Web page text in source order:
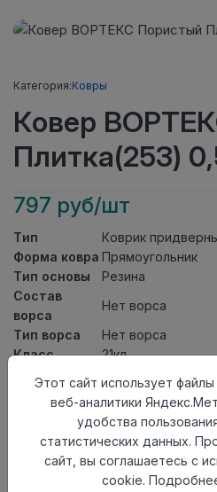
Категория:Ковры
Ковер
Плитка(253)
797 руб/шт
Тип
Коврик
Форма ковра Прямоугольник
Тип основы
Резина
Состав
ворса
Нет ворса
Тип ворса
Нет ворса
Класс
21кл
происхождения
Китай
Осталось24 шт
Этот сайт использует
веб-аналитики
удобства
статистических данных.
сайт, вы соглашаетесь с
cookie.